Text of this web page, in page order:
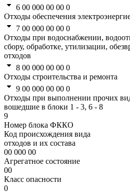
6 00 000 00 00 0
Отходы обеспечения
7 00 000 00 00 0
Отходы при водоснабжении,
сбору, обработке, утилизации,
отходов
8 00 000 00 00 0
Отходы строительства и ремонта
9 00 000 00 00 0
Отходы при выполнении прочих
вошедшие в блоки 1 - 3, 6 - 8
9
Номер блока ФККО
Код происхождения вида
отходов и их состава
00 000 00
Агрегатное состояние
00
Класс опасности
0